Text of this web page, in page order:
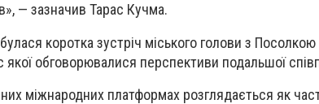
— зазначив Тарас Кучма.
коротка зустріч міського голови з Посолкою
якої обговорювалися перспективи подальшої
міжнародних платформах розглядається як